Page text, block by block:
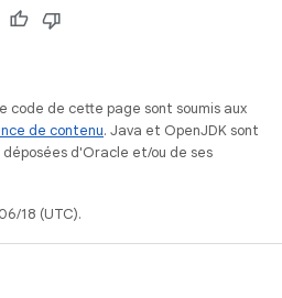
code de cette page sont soumis aux
de contenu. Java et OpenJDK sont
d'Oracle et/ou de ses
18 (UTC).